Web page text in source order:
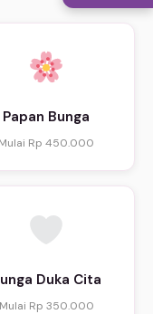
Papan Bunga
Mulai Rp 450.000
Duka Cita
Mulai Rp 350.000